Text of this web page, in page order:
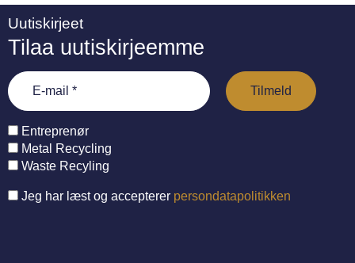
Uutiskirjeet
Tilaa uutiskirjeemme
Entreprenør
Metal Recycling
Waste Recyling
Jeg har læst og accepterer persondatapolitikken